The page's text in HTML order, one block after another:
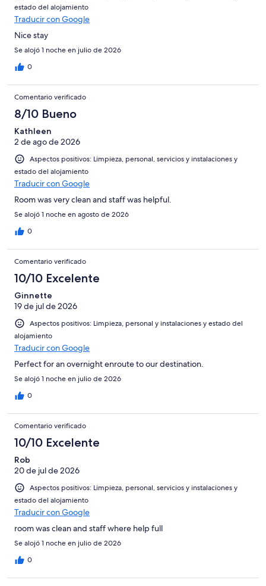
estado del alojamiento
Traducir con Google
Nice stay
Se alojó 1 noche en julio de 2026
0
Comentario verificado
8/10 Bueno
Kathleen
2 de ago de 2026
Aspectos positivos: Limpieza, personal, servicios y instalaciones y
estado del alojamiento
Traducir con Google
Room was very clean and staff was helpful.
Se alojó 1 noche en agosto de 2026
0
Comentario verificado
10/10 Excelente
Ginnette
19 de jul de 2026
Aspectos positivos: Limpieza, personal y instalaciones y estado del
alojamiento
Traducir con Google
Perfect for an overnight enroute to our destination.
Se alojó 1 noche en julio de 2026
0
Comentario verificado
10/10 Excelente
Rob
20 de jul de 2026
Aspectos positivos: Limpieza, personal, servicios y instalaciones y
estado del alojamiento
Traducir con Google
room was clean and staff where help full
Se alojó 1 noche en julio de 2026
0